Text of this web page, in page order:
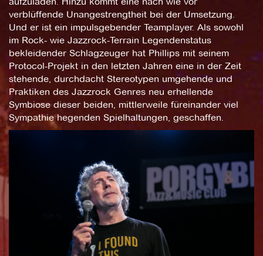
verblüffende Unangestrengtheit bei der Umsetzung.
Und er ist ein impulsgebender Teamplayer. Als sowohl
im Rock- wie Jazzrock-Terrain Legendenstatus
bekleidender Schlagzeuger hat Phillips mit seinem
Protocol-Projekt in den letzten Jahren eine in der Zeit
stehende, durchdacht Stereotypen umgehende und
Praktiken des Jazzrock Genres neu erhellende
Symbiose dieser beiden, mittlerweile füreinander viel
Sympathie hegenden Spielhaltungen, geschaffen.